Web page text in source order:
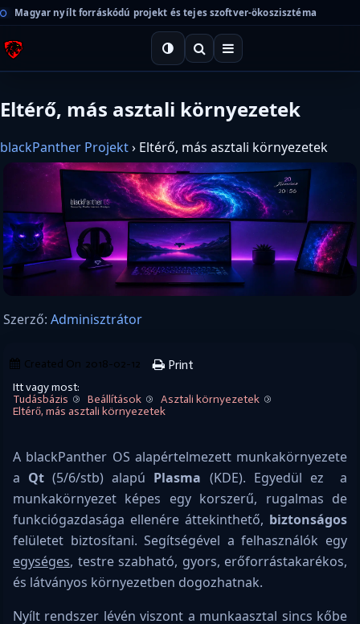
Magyar nyílt forráskódú projekt és tejes szoftver-ökoszisztéma
Eltérő, más asztali környezetek
blackPanther Projekt› Eltérő, más asztali környezetek
Szerző: Adminisztrátor
Created On 2018-02-12 Print
Itt vagy most:
Tudásbázis
Beállítások
Asztali környezetek
Eltérő, más asztali környezetek
A blackPanther OS alapértelmezett munkakörnyezete
a Qt (5/6/stb) alapú Plasma (KDE). Egyedül ez a
munkakörnyezet képes egy korszerű, rugalmas de
funkciógazdasága ellenére áttekinthető, biztonságos
felületet biztosítani. Segítségével a felhasználók egy
egységes, testre szabható, gyors, erőforrástakarékos,
és látványos környezetben dogozhatnak.
Nyílt rendszer lévén viszont a munkaasztal sincs kőbe